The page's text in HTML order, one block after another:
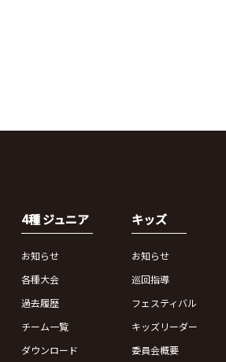
4種 ジュニア
お知らせ
各種大会
過去履歴
チーム一覧
ダウンロード
キッズ
お知らせ
巡回指導
フェスティバル
キッズリーダー
委員会概要